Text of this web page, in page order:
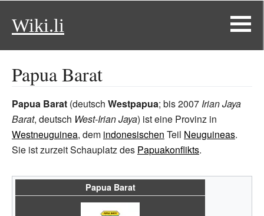
Wiki.li
Papua Barat
Papua Barat (deutsch Westpapua; bis 2007 Irian Jaya
Barat, deutsch West-Irian Jaya) ist eine Provinz in
Westneuguinea, dem indonesischen Teil Neuguineas.
Sie ist zurzeit Schauplatz des Papuakonflikts.
Papua Barat